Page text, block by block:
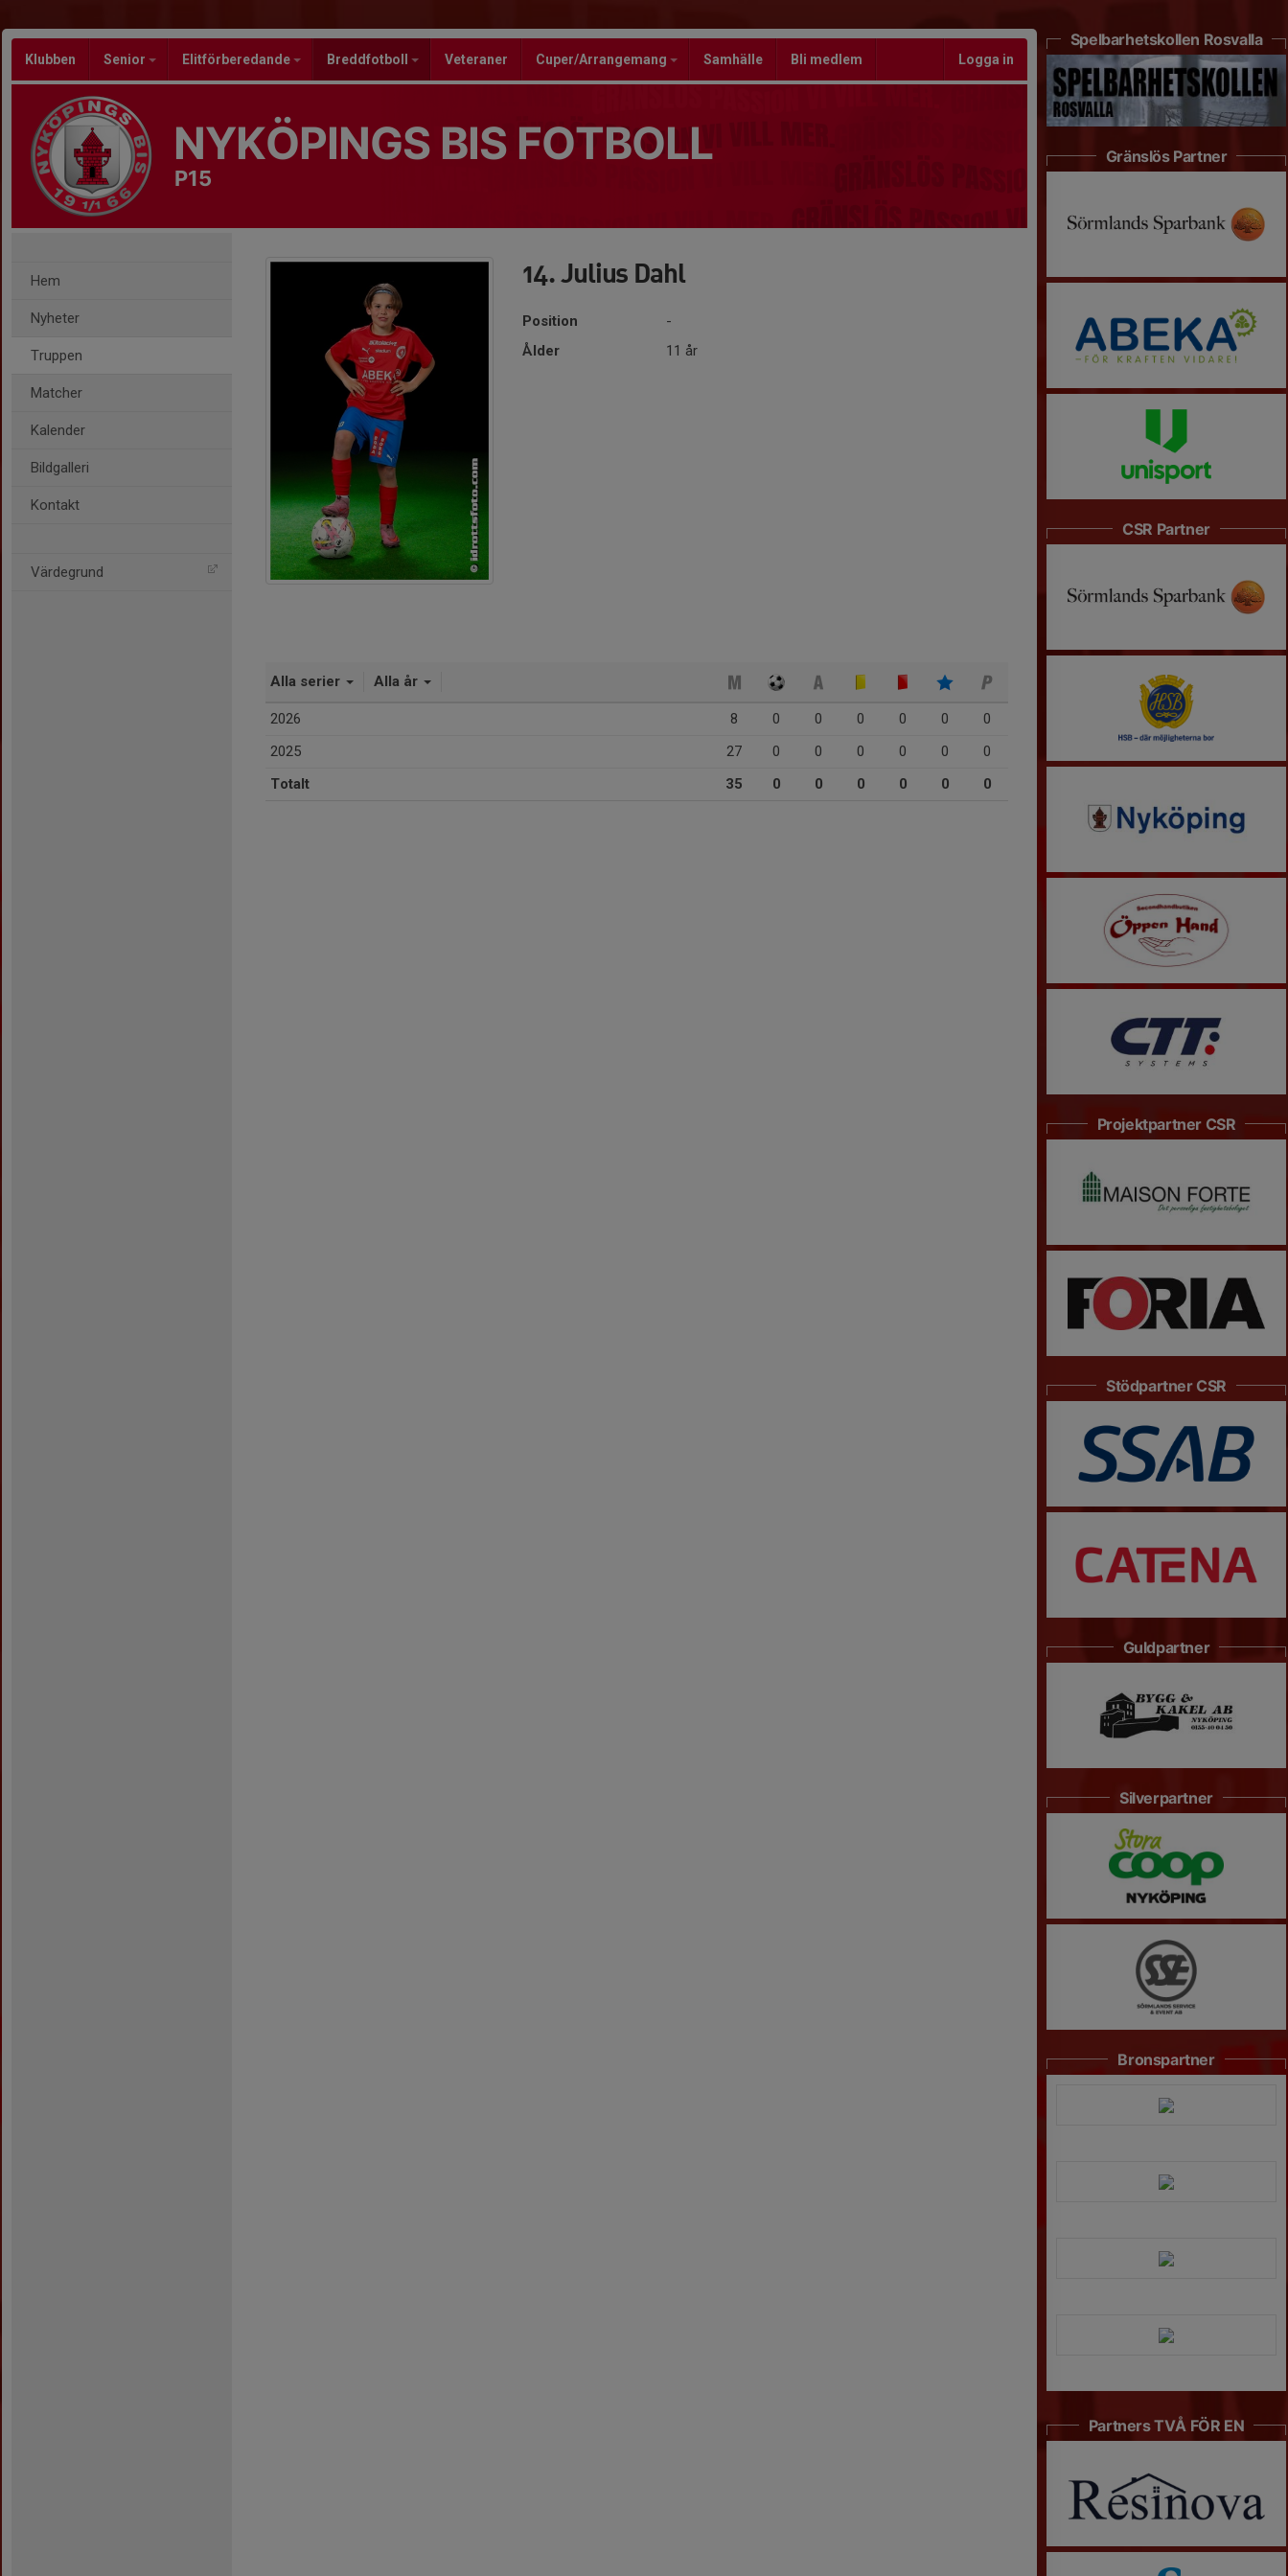
Klubben Senior Elitförberedande Breddfotboll Veteraner Cuper/Arrangemang Samhälle Bli medlem Logga in
NYKÖPINGS BIS FOTBOLL
P15
Hem
Nyheter
Truppen
Matcher
Kalender
Bildgalleri
Kontakt
Värdegrund
14. Julius Dahl
Position
-
Ålder
11 år
Alla serier Alla år
2026 8 0 0 0 0 0
0
2025
27 0 0 0 0 0
0
Totalt
35 0 0 0 0 0 0
Spelbarhetskollen Rosvalla
Gränslös Partner
CSR Partner
Projektpartner CSR
Stödpartner CSR
Guldpartner
Silverpartner
Bronspartner
Partners TVÅ FÖR EN